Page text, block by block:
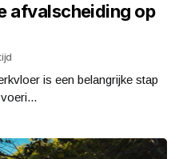
afvalscheiding op
is een belangrijke stap